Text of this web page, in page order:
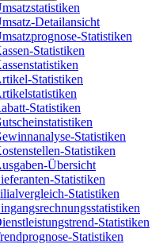
Detailansicht
Statistiken
Statistiken
Statistiken
Statistiken
Statistiken
Statistiken
Übersicht
Statistiken
Statistiken
Statistiken
Statistiken